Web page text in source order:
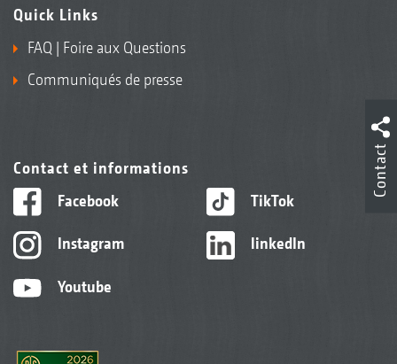
Quick Links
FAQ | Foire aux Questions
Communiqués de presse
Contact et informations
Facebook
Instagram
Youtube
TikTok
linkedIn
Contact